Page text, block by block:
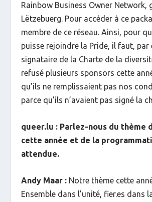
Rainbow Business Owner Network,
Lëtzebuerg. Pour accéder à ce
membre de ce réseau. Ainsi, pour
puisse rejoindre la Pride, il faut, par
signataire de la Charte de la
refusé plusieurs sponsors cette
qu’ils ne remplissaient pas nos
parce qu’ils n’avaient pas signé la
queer.lu : Parlez-nous du thème
cette année et de la
attendue.
Andy Maar : Notre thème cette
Ensemble dans l’unité, fier.es dans